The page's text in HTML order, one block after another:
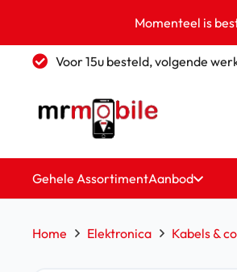
Momenteel is
Voor 15u besteld, volgende
Gehele AssortimentAanbod
Home Elektronica Kabels &